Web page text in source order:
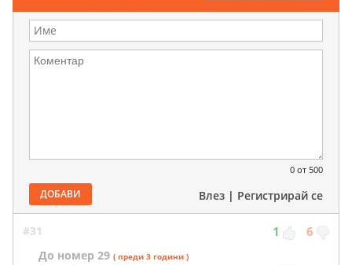
0 от 500
ДОБАВИ Влез | Регистрирай се
#31 1 6
До номер 29 ( преди 3 години )